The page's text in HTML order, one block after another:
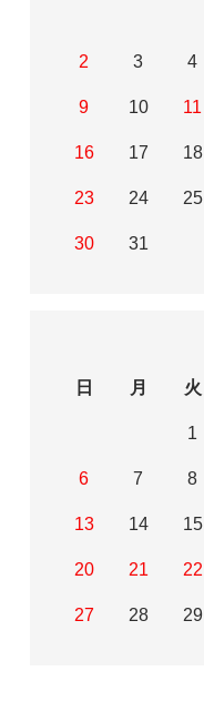
2 3 4
9 10 11
16 17 18
23 24 25
30 31
日
月 火
1
6 7 8
13 14 15
20 21 22
27 28 29